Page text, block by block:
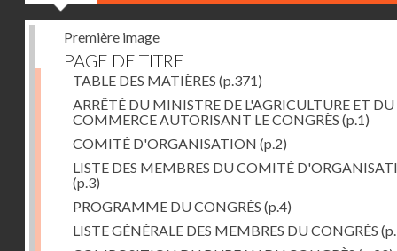
Première image
PAGE DE TITRE
TABLE DES MATIÈRES (p.371)
ARRÊTÉ DU MINISTRE DE L'AGRICULTURE ET DU
COMMERCE AUTORISANT LE CONGRÈS (p.1)
COMITÉ D'ORGANISATION (p.2)
LISTE DES MEMBRES DU COMITÉ
(p.3)
PROGRAMME DU CONGRÈS (p.4)
LISTE GÉNÉRALE DES MEMBRES DU CONGRÈS